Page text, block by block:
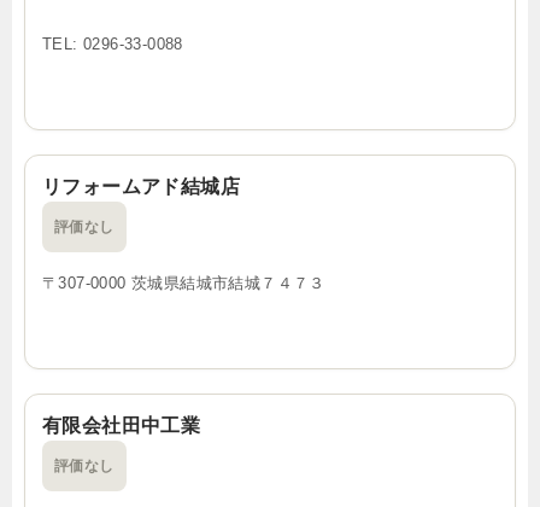
TEL: 0296-33-0088
リフォームアド結城店
評価なし
〒307-0000 茨城県結城市結城７４７３
有限会社田中工業
評価なし